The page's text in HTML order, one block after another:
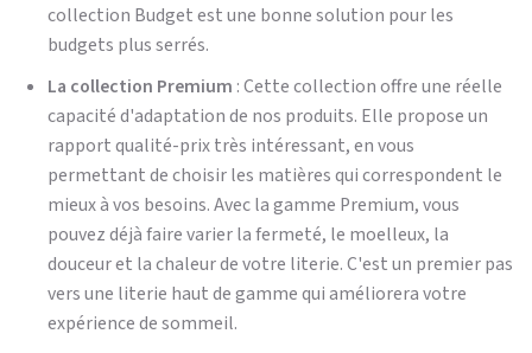
collection Budget est une bonne solution pour les
budgets plus serrés.
La collection Premium : Cette collection offre une réelle
capacité d'adaptation de nos produits. Elle propose un
rapport qualité-prix très intéressant, en vous
permettant de choisir les matières qui correspondent le
mieux à vos besoins. Avec la gamme Premium, vous
pouvez déjà faire varier la fermeté, le moelleux, la
douceur et la chaleur de votre literie. C'est un premier pas
vers une literie haut de gamme qui améliorera votre
expérience de sommeil.